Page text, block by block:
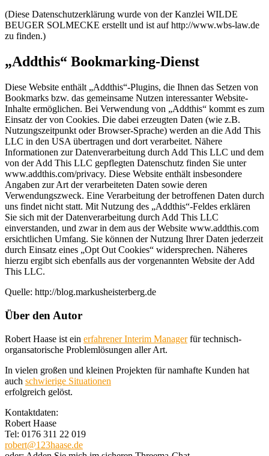
(Diese Datenschutzerklärung wurde von der Kanzlei WILDE
BEUGER SOLMECKE erstellt und ist auf http://www.wbs-law.de
zu finden.)
„Addthis“ Bookmarking-Dienst
Diese Website enthält „Addthis“-Plugins, die Ihnen das Setzen von
Bookmarks bzw. das gemeinsame Nutzen interessanter Website-
Inhalte ermöglichen. Bei Verwendung von „Addthis“ kommt es zum
Einsatz der von Cookies. Die dabei erzeugten Daten (wie z.B.
Nutzungszeitpunkt oder Browser-Sprache) werden an die Add This
LLC in den USA übertragen und dort verarbeitet. Nähere
Informationen zur Datenverarbeitung durch Add This LLC und dem
von der Add This LLC gepflegten Datenschutz finden Sie unter
www.addthis.com/privacy. Diese Website enthält insbesondere
Angaben zur Art der verarbeiteten Daten sowie deren
Verwendungszweck. Eine Verarbeitung der betroffenen Daten durch
uns findet nicht statt. Mit Nutzung des „Addthis“-Feldes erklären
Sie sich mit der Datenverarbeitung durch Add This LLC
einverstanden, und zwar in dem aus der Website www.addthis.com
ersichtlichen Umfang. Sie können der Nutzung Ihrer Daten jederzeit
durch Einsatz eines „Opt Out Cookies“ widersprechen. Näheres
hierzu ergibt sich ebenfalls aus der vorgenannten Website der Add
This LLC.
Quelle: http://blog.markusheisterberg.de
Über den Autor
Robert Haase ist ein erfahrener Interim Managerfür technisch-
organsatorische Problemlösungen aller Art.
In vielen großen und kleinen Projekten für namhafte Kunden hat
auch schwierige Situationen
erfolgreich gelöst.
Kontaktdaten:
Robert Haase
Tel: 0176 311 22 019
robert@123haase.de